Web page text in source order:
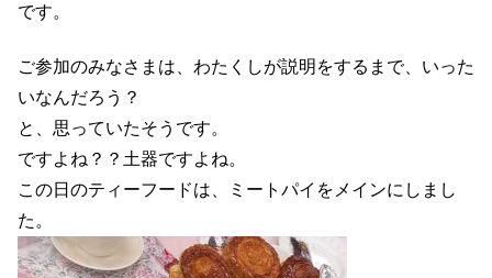
です。
ご参加のみなさまは、わたくしが説明をするまで、いった
いなんだろう？
と、思っていたそうです。
ですよね？？土器ですよね。
この日のティーフードは、ミートパイをメインにしまし
た。